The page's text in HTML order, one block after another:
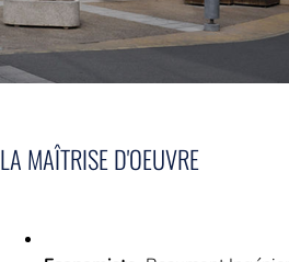
LA MAÎTRISE D'OEUVRE